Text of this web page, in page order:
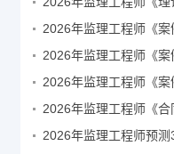
2026年监理工程师预测